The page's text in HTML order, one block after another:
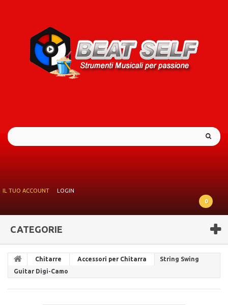
IL TUO ACCOUNT
LOGIN
0
CATEGORIE
Chitarre Accessori per Chitarra
String Swing
Guitar Digi-Camo